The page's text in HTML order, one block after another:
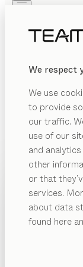
We respect
We use
to provide
our traffic.
use of our
and
other
or that
services.
about data
found here
Wir sind
Zufriedenheit
sind wir auch
Bereichen
„Allgemeinen